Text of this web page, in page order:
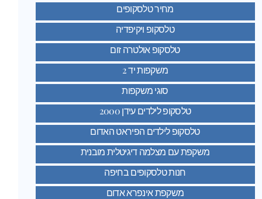
מחיר טלסקופים
טלסקופ ויקיפדיה
טלסקופ אולטרה זום
משקפות יד 2
סוגי משקפות
טלסקופ לילדים עידן 2000
טלסקופ לילדים הפיראט האדום
משקפת עם מצלמה דיגיטלית מובנית
חנות טלסקופים בחיפה
משקפת אינפרא אדום